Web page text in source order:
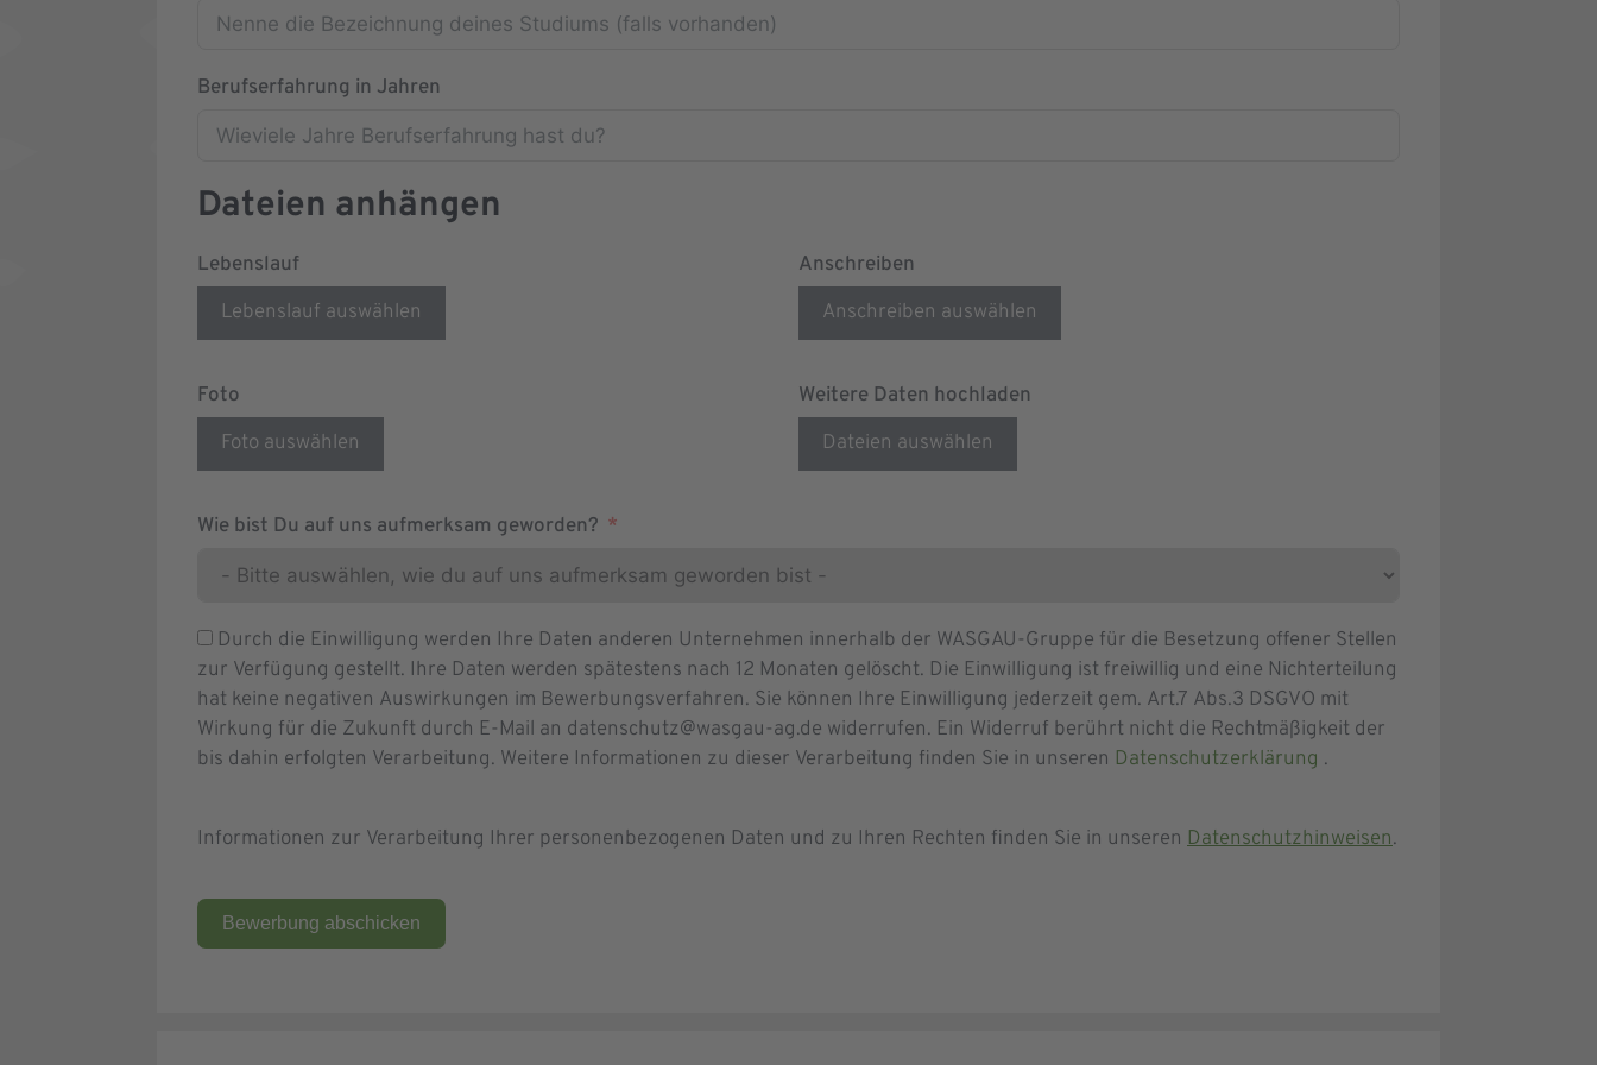
Berufserfahrung in Jahren
Dateien anhängen
Lebenslauf
Lebenslauf auswählen
Anschreiben
Anschreiben auswählen
Foto
Foto auswählen
Weitere Daten hochladen
Dateien auswählen
Wie bist Du auf uns aufmerksam geworden?
Durch die Einwilligung werden Ihre Daten anderen Unternehmen innerhalb der WASGAU-Gruppe für die Besetzung offener Stellen
zur Verfügung gestellt. Ihre Daten werden spätestens nach 12 Monaten gelöscht. Die Einwilligung ist freiwillig und eine Nichterteilung
hat keine negativen Auswirkungen im Bewerbungsverfahren. Sie können Ihre Einwilligung jederzeit gem. Art.7 Abs.3 DSGVO mit
Wirkung für die Zukunft durch E-Mail an datenschutz@wasgau-ag.de widerrufen. Ein Widerruf berührt nicht die Rechtmäßigkeit der
bis dahin erfolgten Verarbeitung. Weitere Informationen zu dieser Verarbeitung finden Sie in unseren Datenschutzerklärung .
Informationen zur Verarbeitung Ihrer personenbezogenen Daten und zu Ihren Rechten finden Sie in unseren Datenschutzhinweisen.
Bewerbung abschicken